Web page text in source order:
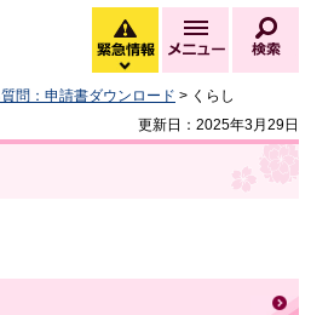
緊急情報
緊急情報を開く
メニュー
問：申請書ダウンロード > くらし
更新日：2025年3月29日